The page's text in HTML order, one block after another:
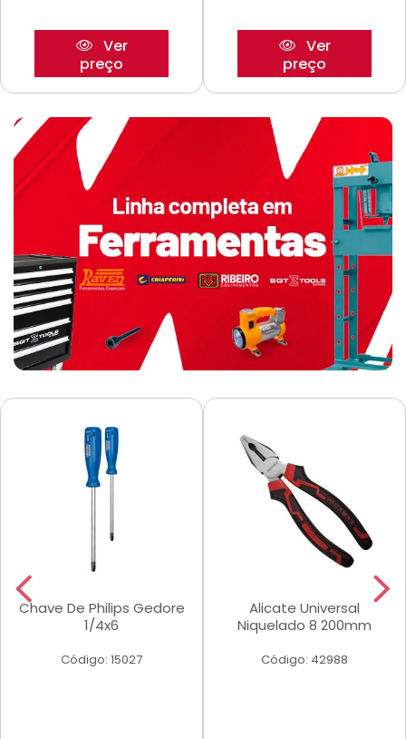
Ver
preço
Ver
preço
Chave De Philips Gedore
1/4x6
Código: 15027
Alicate Universal
Niquelado 8 200mm
Código: 42988